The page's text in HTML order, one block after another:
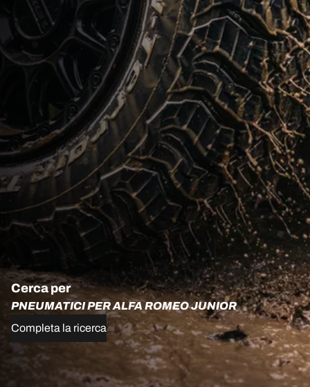
Cerca per
PNEUMATICI PER ALFA ROMEO JUNIOR
Completa la ricerca